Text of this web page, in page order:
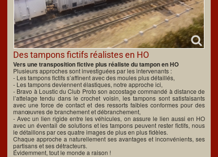
Des tampons fictifs réalistes en HO
Vers une transposition fictive plus réaliste du tampon en HO
Plusieurs approches sont investiguées par les intervenants :
- Les tampons fictifs s’affinent avec des moules plus détaillés,
- Les tampons deviennent élastiques, notre approche ici,
- Bravo à Loustic du Club Proto son accostage commandé à distance de
l’attelage tendu dans le crochet voisin, les tampons sont satisfaisants
avec une force de contact et des ressorts faibles conformes pour des
manœuvres de branchement et débranchement,
- Avec un lien rigide entre les véhicules, on assure le lien aussi en HO
avec un éventail de solutions et les tampons peuvent rester fictifs, nous
le détaillons par ces quatre images de plus en plus fidèles.
Chaque approche a naturellement ses avantages et inconvénients, ses
partisans et ses détracteurs.
Évidemment, tout le monde a raison !